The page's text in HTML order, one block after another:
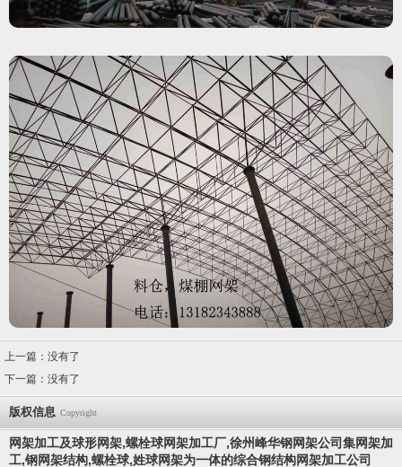
上一篇：没有了
下一篇：没有了
版权信息 Copyright
网架加工及球形网架,螺栓球网架加工厂,徐州峰华钢网架公司集网架加
工,钢网架结构,螺栓球,姓球网架为一体的综合钢结构网架加工公司